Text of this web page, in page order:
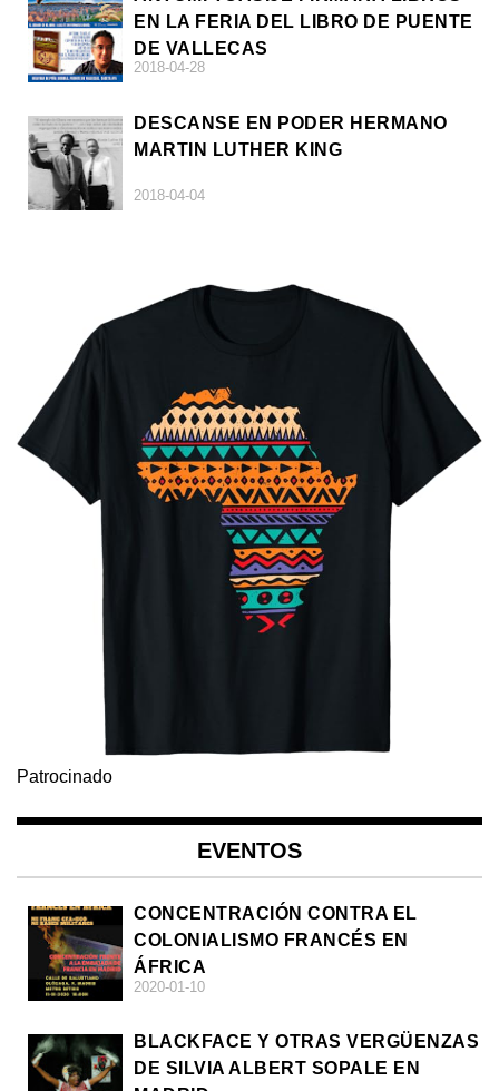
EN LA FERIA DEL LIBRO DE PUENTE
DE VALLECAS
2018-04-28
DESCANSE EN PODER HERMANO
MARTIN LUTHER KING
2018-04-04
Patrocinado
EVENTOS
CONCENTRACIÓN CONTRA EL
COLONIALISMO FRANCÉS EN
ÁFRICA
2020-01-10
BLACKFACE Y OTRAS VERGÜENZAS
DE SILVIA ALBERT SOPALE EN